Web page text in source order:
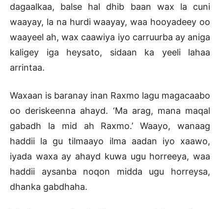
dagaalkaa, balse hal dhib baan wax la cuni
waayay, la na hurdi waayay, waa hooyadeey oo
waayeel ah, wax caawiya iyo carruurba ay aniga
kaligey iga heysato, sidaan ka yeeli lahaa
arrintaa.
Waxaan is baranay inan Raxmo lagu magacaabo
oo deriskeenna ahayd. ‘Ma arag, mana maqal
gabadh la mid ah Raxmo.’ Waayo, wanaag
haddii la gu tilmaayo ilma aadan iyo xaawo,
iyada waxa ay ahayd kuwa ugu horreeya, waa
haddii aysanba noqon midda ugu horreysa,
dhanka gabdhaha.